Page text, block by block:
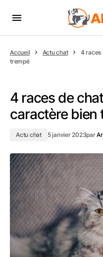
Accueil Actu chat
4 races
trempé
4 races de
caractère bien
Actu chat 5 janvier 2023par